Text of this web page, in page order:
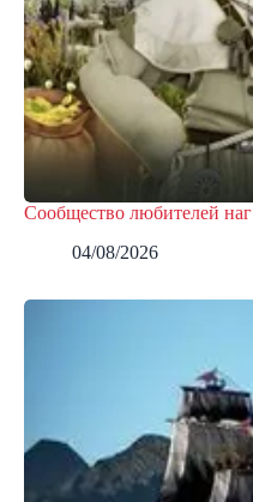
Сообщество любителей наг
04/08/2026